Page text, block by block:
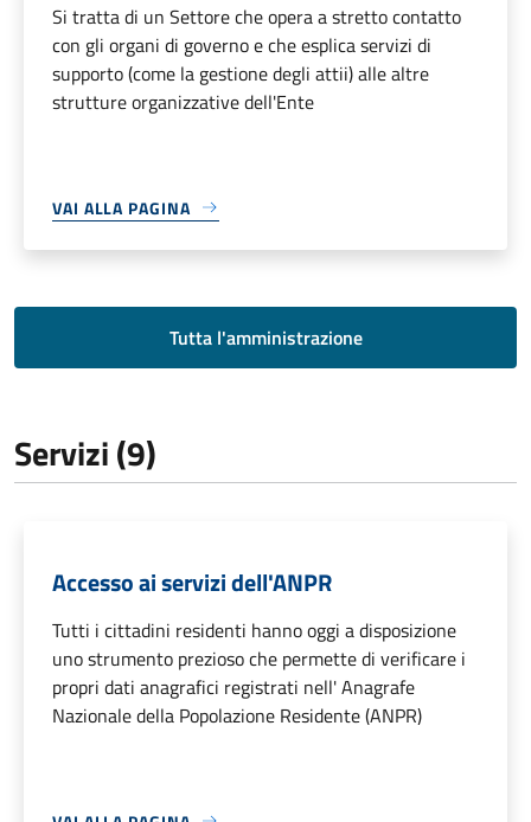
Si tratta di un Settore che opera a stretto contatto
con gli organi di governo e che esplica servizi di
supporto (come la gestione degli attii) alle altre
strutture organizzative dell'Ente
VAI ALLA PAGINA
Tutta l'amministrazione
Servizi (9)
Accesso ai servizi dell'ANPR
Tutti i cittadini residenti hanno oggi a disposizione
uno strumento prezioso che permette di verificare i
propri dati anagrafici registrati nell' Anagrafe
Nazionale della Popolazione Residente (ANPR)